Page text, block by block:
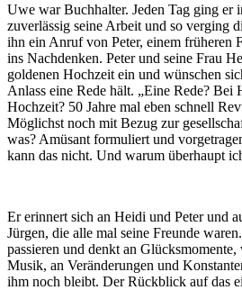
Uwe war Buchhalter. Jeden Tag ging er
zuverlässig seine Arbeit und so verging
ihn ein Anruf von Peter, einem früheren
ins Nachdenken. Peter und seine Frau
goldenen Hochzeit ein und wünschen
Anlass eine Rede hält. „Eine Rede? Bei
Hochzeit? 50 Jahre mal eben schnell
Möglichst noch mit Bezug zur
was? Amüsant formuliert und
kann das nicht. Und warum überhaupt
Er erinnert sich an Heidi und Peter und
Jürgen, die alle mal seine Freunde
passieren und denkt an Glücksmomente,
Musik, an Veränderungen und
ihm noch bleibt. Der Rückblick auf das